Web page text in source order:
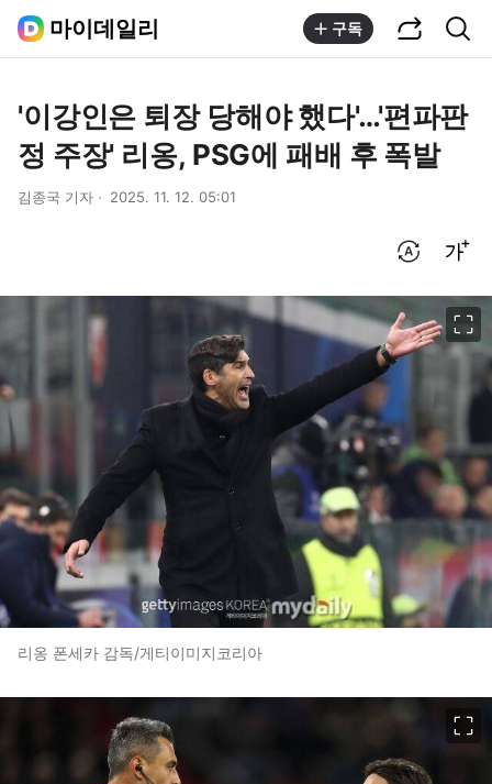
마이데일리 구독
'이강인은 퇴장 당해야 했다'…'편파판
정 주장' 리옹, PSG에 패배 후 폭발
김종국 기자 2025. 11. 12. 05:01
리옹 폰세카 감독/게티이미지코리아